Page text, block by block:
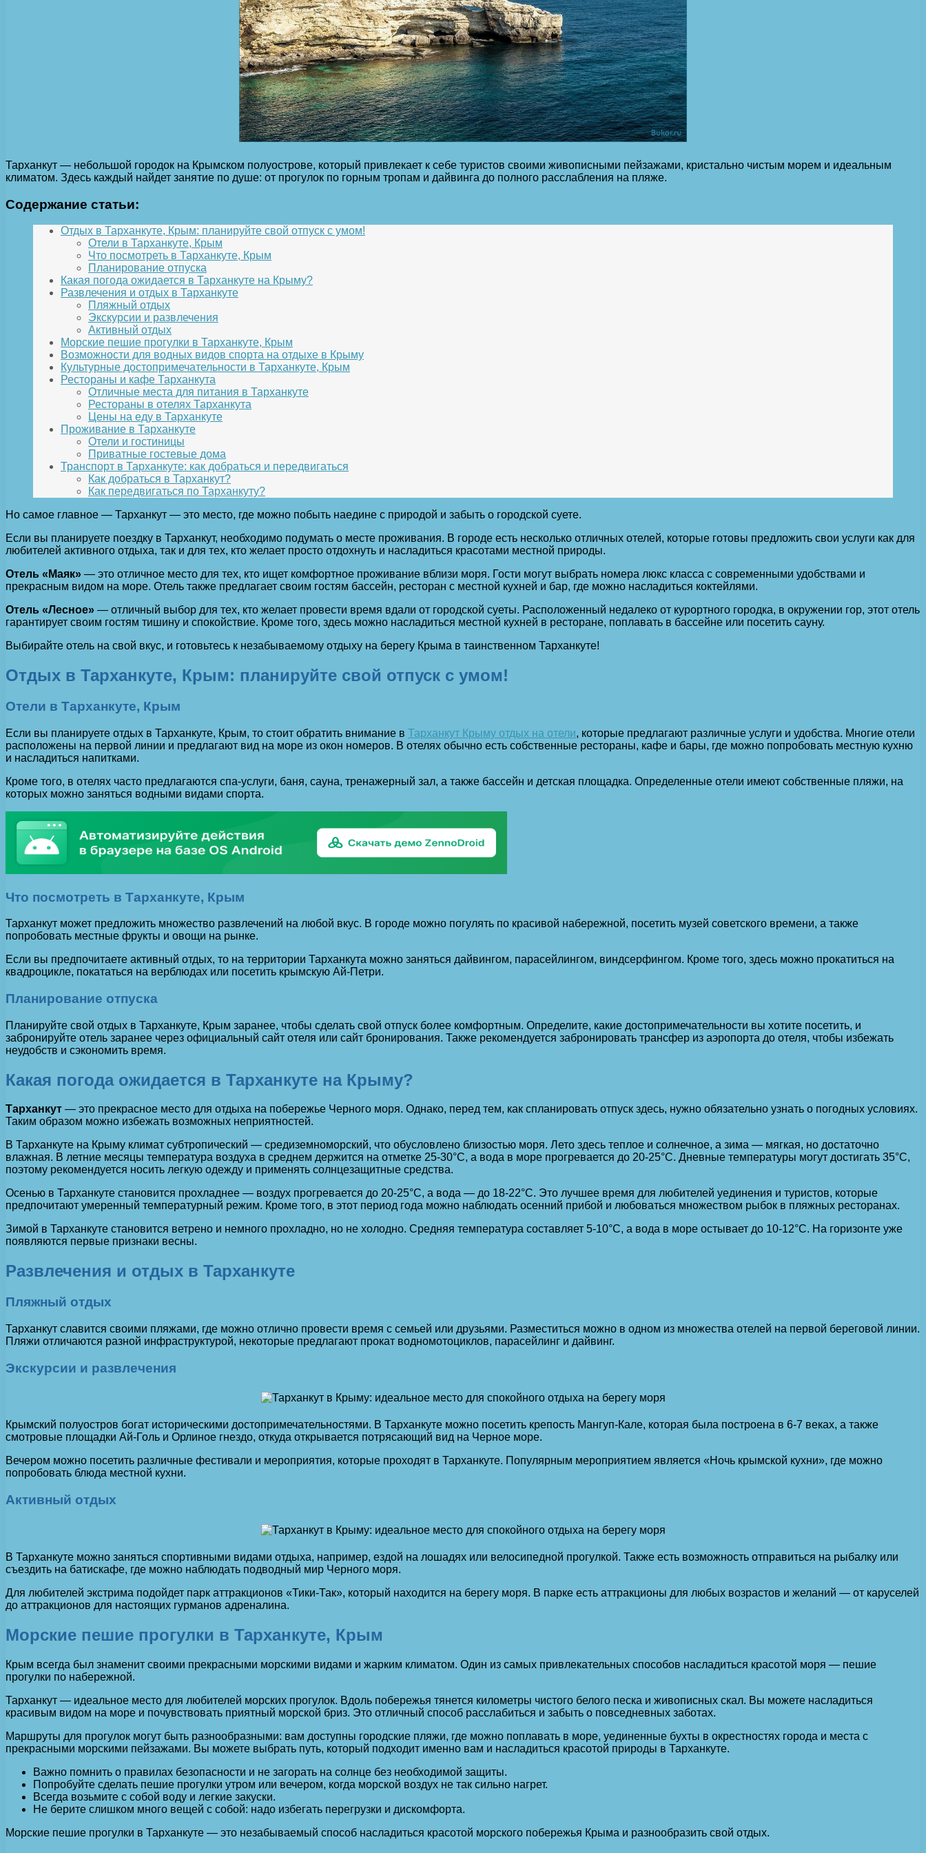
Тарханкут — небольшой городок на Крымском полуострове, который привлекает к себе туристов своими живописными пейзажами, кристально чистым морем и идеальным
климатом. Здесь каждый найдет занятие по душе: от прогулок по горным тропам и дайвинга до полного расслабления на пляже.
Содержание статьи:
Отдых в Тарханкуте, Крым: планируйте свой отпуск с умом!
Отели в Тарханкуте, Крым
Что посмотреть в Тарханкуте, Крым
Планирование отпуска
Какая погода ожидается в Тарханкуте на Крыму?
Развлечения и отдых в Тарханкуте
Пляжный отдых
Экскурсии и развлечения
Активный отдых
Морские пешие прогулки в Тарханкуте, Крым
Возможности для водных видов спорта на отдыхе в Крыму
Культурные достопримечательности в Тарханкуте, Крым
Рестораны и кафе Тарханкута
Отличные места для питания в Тарханкуте
Рестораны в отелях Тарханкута
Цены на еду в Тарханкуте
Проживание в Тарханкуте
Отели и гостиницы
Приватные гостевые дома
Транспорт в Тарханкуте: как добраться и передвигаться
Как добраться в Тарханкут?
Как передвигаться по Тарханкуту?
Но самое главное — Тарханкут — это место, где можно побыть наедине с природой и забыть о городской суете.
Если вы планируете поездку в Тарханкут, необходимо подумать о месте проживания. В городе есть несколько отличных отелей, которые готовы предложить свои услуги как для
любителей активного отдыха, так и для тех, кто желает просто отдохнуть и насладиться красотами местной природы.
Отель «Маяк» — это отличное место для тех, кто ищет комфортное проживание вблизи моря. Гости могут выбрать номера люкс класса с современными удобствами и
прекрасным видом на море. Отель также предлагает своим гостям бассейн, ресторан с местной кухней и бар, где можно насладиться коктейлями.
Отель «Лесное» — отличный выбор для тех, кто желает провести время вдали от городской суеты. Расположенный недалеко от курортного городка, в окружении гор, этот отель
гарантирует своим гостям тишину и спокойствие. Кроме того, здесь можно насладиться местной кухней в ресторане, поплавать в бассейне или посетить сауну.
Выбирайте отель на свой вкус, и готовьтесь к незабываемому отдыху на берегу Крыма в таинственном Тарханкуте!
Отдых в Тарханкуте, Крым: планируйте свой отпуск с умом!
Отели в Тарханкуте, Крым
Если вы планируете отдых в Тарханкуте, Крым, то стоит обратить внимание в Тарханкут Крыму отдых на отели, которые предлагают различные услуги и удобства. Многие отели
расположены на первой линии и предлагают вид на море из окон номеров. В отелях обычно есть собственные рестораны, кафе и бары, где можно попробовать местную кухню
и насладиться напитками.
Кроме того, в отелях часто предлагаются спа-услуги, баня, сауна, тренажерный зал, а также бассейн и детская площадка. Определенные отели имеют собственные пляжи, на
которых можно заняться водными видами спорта.
Что посмотреть в Тарханкуте, Крым
Тарханкут может предложить множество развлечений на любой вкус. В городе можно погулять по красивой набережной, посетить музей советского времени, а также
попробовать местные фрукты и овощи на рынке.
Если вы предпочитаете активный отдых, то на территории Тарханкута можно заняться дайвингом, парасейлингом, виндсерфингом. Кроме того, здесь можно прокатиться на
квадроцикле, покататься на верблюдах или посетить крымскую Ай-Петри.
Планирование отпуска
Планируйте свой отдых в Тарханкуте, Крым заранее, чтобы сделать свой отпуск более комфортным. Определите, какие достопримечательности вы хотите посетить, и
забронируйте отель заранее через официальный сайт отеля или сайт бронирования. Также рекомендуется забронировать трансфер из аэропорта до отеля, чтобы избежать
неудобств и сэкономить время.
Какая погода ожидается в Тарханкуте на Крыму?
Тарханкут — это прекрасное место для отдыха на побережье Черного моря. Однако, перед тем, как спланировать отпуск здесь, нужно обязательно узнать о погодных условиях.
Таким образом можно избежать возможных неприятностей.
В Тарханкуте на Крыму климат субтропический — средиземноморский, что обусловлено близостью моря. Лето здесь теплое и солнечное, а зима — мягкая, но достаточно
влажная. В летние месяцы температура воздуха в среднем держится на отметке 25-30°С, а вода в море прогревается до 20-25°С. Дневные температуры могут достигать 35°С,
поэтому рекомендуется носить легкую одежду и применять солнцезащитные средства.
Осенью в Тарханкуте становится прохладнее — воздух прогревается до 20-25°С, а вода — до 18-22°С. Это лучшее время для любителей уединения и туристов, которые
предпочитают умеренный температурный режим. Кроме того, в этот период года можно наблюдать осенний прибой и любоваться множеством рыбок в пляжных ресторанах.
Зимой в Тарханкуте становится ветрено и немного прохладно, но не холодно. Средняя температура составляет 5-10°С, а вода в море остывает до 10-12°С. На горизонте уже
появляются первые признаки весны.
Развлечения и отдых в Тарханкуте
Пляжный отдых
Тарханкут славится своими пляжами, где можно отлично провести время с семьей или друзьями. Разместиться можно в одном из множества отелей на первой береговой линии.
Пляжи отличаются разной инфраструктурой, некоторые предлагают прокат водномотоциклов, парасейлинг и дайвинг.
Экскурсии и развлечения
Крымский полуостров богат историческими достопримечательностями. В Тарханкуте можно посетить крепость Мангуп-Кале, которая была построена в 6-7 веках, а также
смотровые площадки Ай-Голь и Орлиное гнездо, откуда открывается потрясающий вид на Черное море.
Вечером можно посетить различные фестивали и мероприятия, которые проходят в Тарханкуте. Популярным мероприятием является «Ночь крымской кухни», где можно
попробовать блюда местной кухни.
Активный отдых
В Тарханкуте можно заняться спортивными видами отдыха, например, ездой на лошадях или велосипедной прогулкой. Также есть возможность отправиться на рыбалку или
съездить на батискафе, где можно наблюдать подводный мир Черного моря.
Для любителей экстрима подойдет парк аттракционов «Тики-Так», который находится на берегу моря. В парке есть аттракционы для любых возрастов и желаний — от каруселей
до аттракционов для настоящих гурманов адреналина.
Морские пешие прогулки в Тарханкуте, Крым
Крым всегда был знаменит своими прекрасными морскими видами и жарким климатом. Один из самых привлекательных способов насладиться красотой моря — пешие
прогулки по набережной.
Тарханкут — идеальное место для любителей морских прогулок. Вдоль побережья тянется километры чистого белого песка и живописных скал. Вы можете насладиться
красивым видом на море и почувствовать приятный морской бриз. Это отличный способ расслабиться и забыть о повседневных заботах.
Маршруты для прогулок могут быть разнообразными: вам доступны городские пляжи, где можно поплавать в море, уединенные бухты в окрестностях города и места с
прекрасными морскими пейзажами. Вы можете выбрать путь, который подходит именно вам и насладиться красотой природы в Тарханкуте.
Важно помнить о правилах безопасности и не загорать на солнце без необходимой защиты.
Попробуйте сделать пешие прогулки утром или вечером, когда морской воздух не так сильно нагрет.
Всегда возьмите с собой воду и легкие закуски.
Не берите слишком много вещей с собой: надо избегать перегрузки и дискомфорта.
Морские пешие прогулки в Тарханкуте — это незабываемый способ насладиться красотой морского побережья Крыма и разнообразить свой отдых.